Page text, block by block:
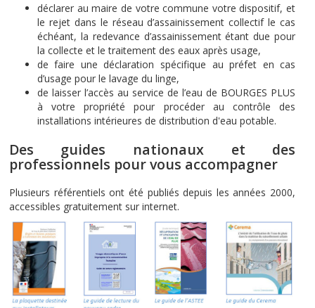
déclarer au maire de votre commune votre dispositif, et
le rejet dans le réseau d’assainissement collectif le cas
échéant, la redevance d’assainissement étant due pour
la collecte et le traitement des eaux après usage,
de faire une déclaration spécifique au préfet en cas
d’usage pour le lavage du linge,
de laisser l’accès au service de l’eau de BOURGES PLUS
à votre propriété pour procéder au contrôle des
installations intérieures de distribution d'eau potable.
Des guides nationaux et des
professionnels pour vous accompagner
Plusieurs référentiels ont été publiés depuis les années 2000,
accessibles gratuitement sur internet.